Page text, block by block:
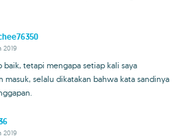
2019
baik, tetapi mengapa setiap kali saya
masuk, selalu dikatakan bahwa kata sandinya
2019